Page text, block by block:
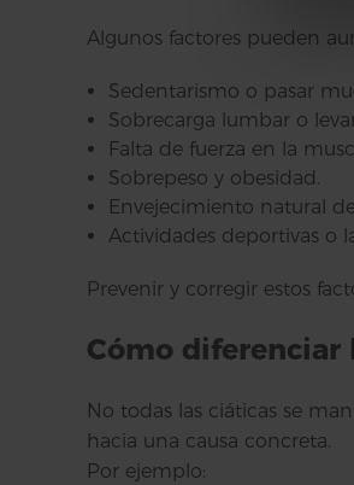
Algunos factores pueden
Sedentarismo o pasar
Sobrecarga lumbar o
Falta de fuerza en la
Sobrepeso y obesidad.
Envejecimiento natural
Actividades deportivas o
Prevenir y corregir estos
Cómo diferenciar
No todas las ciáticas se
hacia una causa concreta.
Por ejemplo: